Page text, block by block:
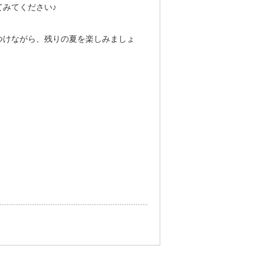
てください♪
ながら、残りの夏を楽しみましょ